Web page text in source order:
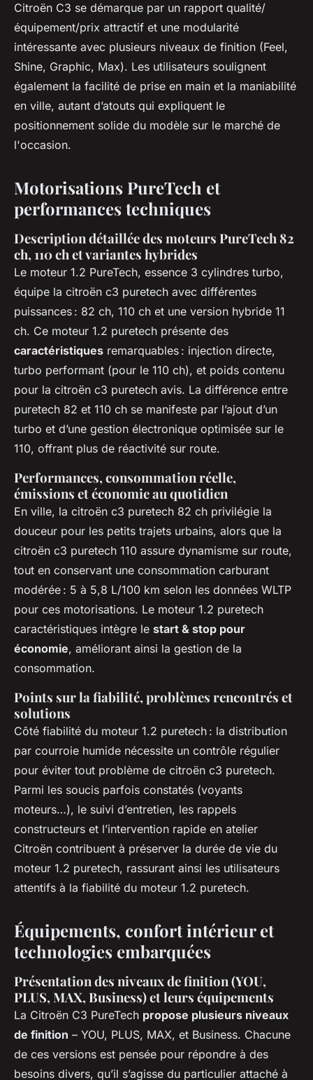
Citroën C3 se démarque par un rapport qualité/
équipement/prix attractif et une modularité
intéressante avec plusieurs niveaux de finition (Feel,
Shine, Graphic, Max). Les utilisateurs soulignent
également la facilité de prise en main et la maniabilité
en ville, autant d’atouts qui expliquent le
positionnement solide du modèle sur le marché de
l'occasion.
Motorisations PureTech et
performances techniques
Description détaillée des moteurs PureTech 82
ch, 110 ch et variantes hybrides
Le moteur 1.2 PureTech, essence 3 cylindres turbo,
équipe la citroën c3 puretech avec différentes
puissances : 82 ch, 110 ch et une version hybride 11
ch. Ce moteur 1.2 puretech présente des
caractéristiques remarquables : injection directe,
turbo performant (pour le 110 ch), et poids contenu
pour la citroën c3 puretech avis. La différence entre
puretech 82 et 110 ch se manifeste par l’ajout d’un
turbo et d’une gestion électronique optimisée sur le
110, offrant plus de réactivité sur route.
Performances, consommation réelle,
émissions et économie au quotidien
En ville, la citroën c3 puretech 82 ch privilégie la
douceur pour les petits trajets urbains, alors que la
citroën c3 puretech 110 assure dynamisme sur route,
tout en conservant une consommation carburant
modérée : 5 à 5,8 L/100 km selon les données WLTP
pour ces motorisations. Le moteur 1.2 puretech
caractéristiques intègre le start & stop pour
économie, améliorant ainsi la gestion de la
consommation.
Points sur la fiabilité, problèmes rencontrés et
solutions
Côté fiabilité du moteur 1.2 puretech : la distribution
par courroie humide nécessite un contrôle régulier
pour éviter tout problème de citroën c3 puretech.
Parmi les soucis parfois constatés (voyants
moteurs…), le suivi d’entretien, les rappels
constructeurs et l’intervention rapide en atelier
Citroën contribuent à préserver la durée de vie du
moteur 1.2 puretech, rassurant ainsi les utilisateurs
attentifs à la fiabilité du moteur 1.2 puretech.
Équipements, confort intérieur et
technologies embarquées
Présentation des niveaux de finition (YOU,
PLUS, MAX, Business) et leurs équipements
La Citroën C3 PureTech propose plusieurs niveaux
de finition – YOU, PLUS, MAX, et Business. Chacune
de ces versions est pensée pour répondre à des
besoins divers, qu’il s’agisse du particulier attaché à